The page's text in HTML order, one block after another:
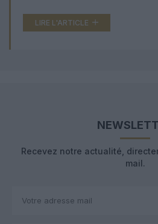
LIRE L'ARTICLE
Recevez notre actualité,
mail.